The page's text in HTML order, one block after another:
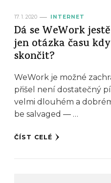
17. 1. 2020 INTERNET
Dá se WeWork
jen otázka času
skončit?
WeWork je možné
přišel není dostatečný
velmi dlouhém a
be salvaged — …
ČÍST CELÉ